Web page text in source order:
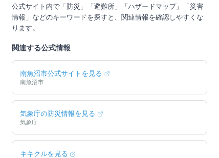
公式サイト内で「防災」「避難所」「ハザードマップ」「災害
情報」などのキーワードを探すと、関連情報を確認しやすくな
ります。
関連する公式情報
南魚沼市公式サイトを見る
南魚沼市
気象庁の防災情報を見る
気象庁
キキクルを見る